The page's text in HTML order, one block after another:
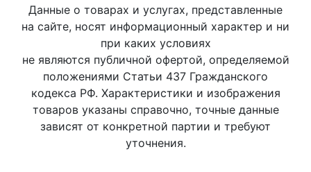
Данные о товарах и услугах, представленные
на сайте, носят информационный характер и ни
при каких условиях
не являются публичной офертой, определяемой
положениями Статьи 437 Гражданского
кодекса РФ. Характеристики и изображения
товаров указаны справочно, точные данные
зависят от конкретной партии и требуют
уточнения.